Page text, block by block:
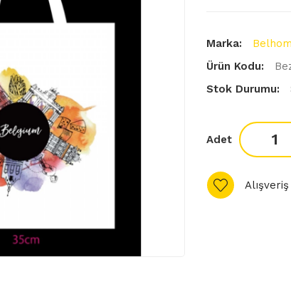
Marka:
Ürün Kodu:
Stok Durumu:
Adet